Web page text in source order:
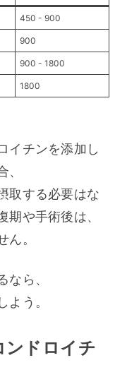
450 - 900
900
900 - 1800
1800
イチンを添加し
取する必要はな
期や手術後は、
ん。
なら、
よう。
ンドロイチ